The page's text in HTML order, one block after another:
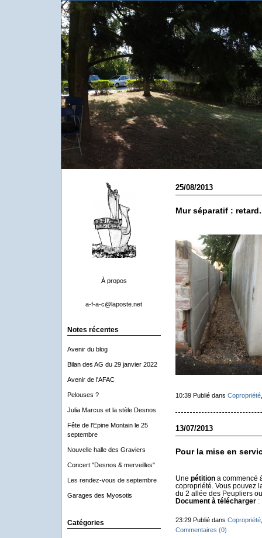
À propos
a-f-a-c@laposte.net
Notes récentes
Avenir du blog
Bilan des AG du 29 janvier 2022
Avenir de l'AFAC
Pelouses ?
Julia Marcus et la stèle Desnos
Fête de l'Epine Montain le 25
septembre
Nouvelle halle des Graviers
Concert "Desnos & merveilles"
Les rendez-vous de septembre
Garages des Myosotis
Catégories
25/08/2013
Mur séparatif :
10:39 Publié dans Copropriété
13/07/2013
Pour la mise en
Une pétitiona commencé
copropriété. Vous pouvez
du 2 allée des Peupliers
Document à télécharger :
23:29 Publié dans Copropriété
Commentaires (0)